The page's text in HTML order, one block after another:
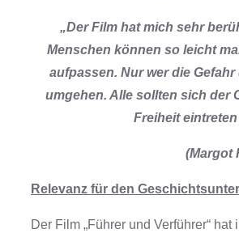
„Der Film hat mich sehr
Menschen können so leicht
aufpassen. Nur wer die Gefahr
umgehen. Alle sollten sich der
Freiheit
(Margot
Relevanz für den
Der Film „Führer und Verführer“